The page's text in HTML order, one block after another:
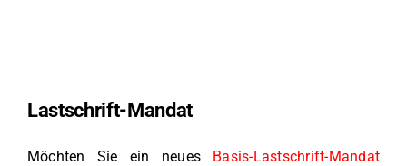
Lastschrift-Mandat
Möchten Sie ein neues Basis-Lastschrift-Mandat